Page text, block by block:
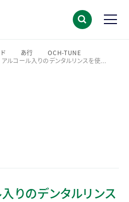
>
あ行
>
OCH-TUNE
>
アルコール入りのデンタルリンスを使...
りのデンタルリンス